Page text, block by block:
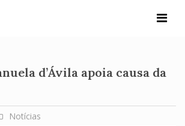
d’Ávila apoia causa da
Notícias